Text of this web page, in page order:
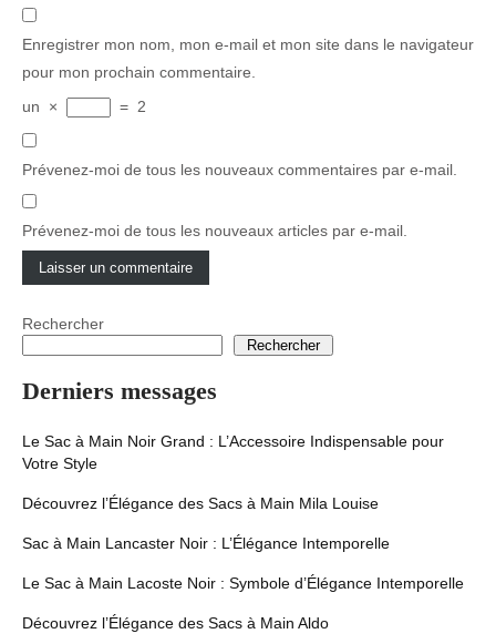
Enregistrer mon nom, mon e-mail et mon site dans le navigateur
pour mon prochain commentaire.
un
× = 2
Prévenez-moi de tous les nouveaux commentaires par e-mail.
Prévenez-moi de tous les nouveaux articles par e-mail.
Rechercher
Rechercher
Derniers messages
Le Sac à Main Noir Grand : L’Accessoire Indispensable pour
Votre Style
Découvrez l’Élégance des Sacs à Main Mila Louise
Sac à Main Lancaster Noir : L’Élégance Intemporelle
Le Sac à Main Lacoste Noir : Symbole d’Élégance Intemporelle
Découvrez l’Élégance des Sacs à Main Aldo